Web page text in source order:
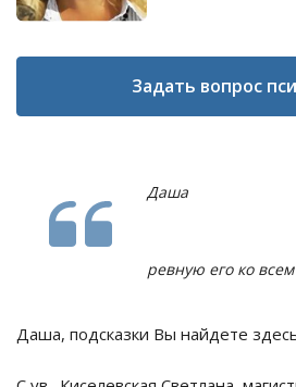
Задать вопрос
Даша
ревную его ко всем
Даша, подсказки Вы найдете